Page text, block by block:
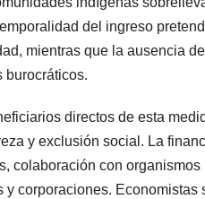
del ingreso
mientras que la ausencia
burocráticos.
directos de esta
y exclusión social. La
colaboración con
y corporaciones.